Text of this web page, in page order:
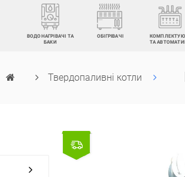
ВОДОНАГРІВАЧІ ТА
БАКИ
ОБІГРІВАЧІ
ТА
Твердопаливні котли